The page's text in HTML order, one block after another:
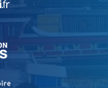
, Ouvre une nouvelle
, Ouvre une nouvelle